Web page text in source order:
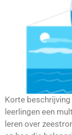
Korte
leerlingen een
leren over